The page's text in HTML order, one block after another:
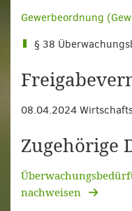
Gewerbeordnung
§ 38
08.04.2024
Zugehörige
nachweisen